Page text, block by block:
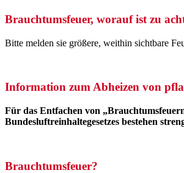
Brauchtumsfeuer, worauf ist zu
Bitte melden sie größere, weithin sichtbare
Information zum Abheizen von
Für das Entfachen von
Bundesluftreinhaltegesetzes bestehen
Brauchtumsfeuer?